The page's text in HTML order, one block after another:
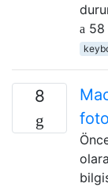
58
8